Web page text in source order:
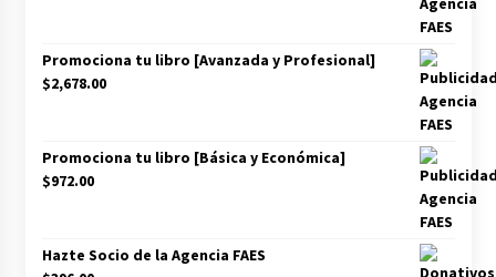
Promociona tu libro [Avanzada y Profesional]
$2,678.00
Promociona tu libro [Básica y Económica]
$972.00
Hazte Socio de la Agencia FAES